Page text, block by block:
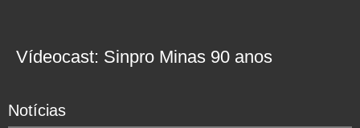
Vídeocast: Sinpro Minas 90 anos
Notícias